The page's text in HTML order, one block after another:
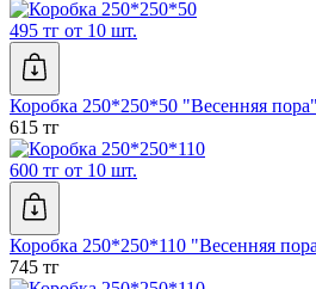
495 тг от 10 шт.
Коробка 250*250*50 "Весенняя
615 тг
600 тг от 10 шт.
Коробка 250*250*110 "Весенняя
745 тг